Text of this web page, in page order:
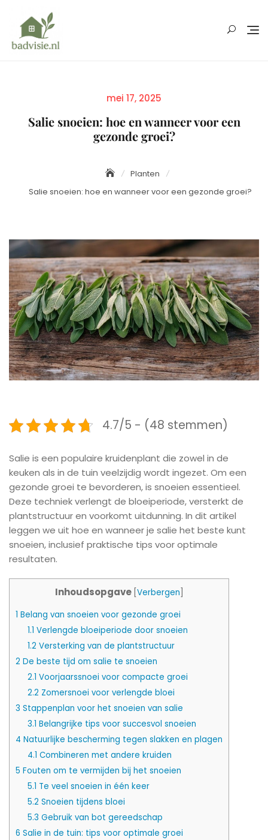
content
Posted
mei 17, 2025
Salie snoeien: hoe en wanneer voor een
gezonde groei?
Planten
Salie snoeien: hoe en wanneer voor een gezonde groei?
4.7/5 - (48 stemmen)
Salie is een populaire kruidenplant die zowel in de
keuken als in de tuin veelzijdig wordt ingezet. Om een
gezonde groei te bevorderen, is snoeien essentieel.
Deze techniek verlengt de bloeiperiode, versterkt de
plantstructuur en voorkomt uitdunning. In dit artikel
leggen we uit hoe en wanneer je salie het beste kunt
snoeien, inclusief praktische tips voor optimale
resultaten.
Inhoudsopgave Verbergen
1 Belang van snoeien voor gezonde groei
1.1 Verlengde bloeiperiode door snoeien
1.2 Versterking van de plantstructuur
2 De beste tijd om salie te snoeien
2.1 Voorjaarssnoei voor compacte groei
2.2 Zomersnoei voor verlengde bloei
3 Stappenplan voor het snoeien van salie
3.1 Belangrijke tips voor succesvol snoeien
4 Natuurlijke bescherming tegen slakken en plagen
4.1 Combineren met andere kruiden
5 Fouten om te vermijden bij het snoeien
5.1 Te veel snoeien in één keer
5.2 Snoeien tijdens bloei
5.3 Gebruik van bot gereedschap
6 Salie in de tuin: tips voor optimale groei